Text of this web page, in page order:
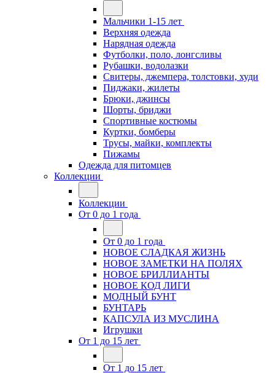
Мальчики 1-15 лет
Верхняя одежда
Нарядная одежда
Футболки, поло, лонгсливы
Рубашки, водолазки
Свитеры, джемпера, толстовки, худи
Пиджаки, жилеты
Брюки, джинсы
Шорты, бриджи
Спортивные костюмы
Куртки, бомберы
Трусы, майки, комплекты
Пижамы
Одежда для питомцев
Коллекции
Коллекции
От 0 до 1 года
От 0 до 1 года
НОВОЕ СЛАДКАЯ ЖИЗНЬ
НОВОЕ ЗАМЕТКИ НА ПОЛЯХ
НОВОЕ БРИЛЛИАНТЫ
НОВОЕ КОД ЛИГИ
МОДНЫЙ БУНТ
БУНТАРЬ
КАПСУЛА ИЗ МУСЛИНА
Игрушки
От 1 до 15 лет
От 1 до 15 лет